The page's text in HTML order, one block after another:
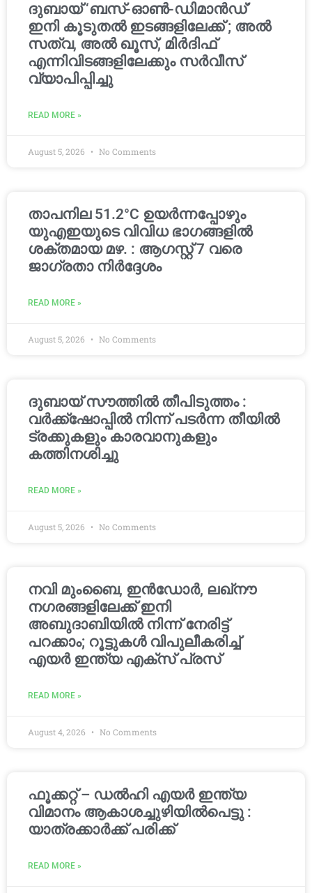
ദുബായ് ‘ബസ്-ഓൺ-ഡിമാൻഡ്’
ഇനി കൂടുതൽ ഇടങ്ങളിലേക്ക് ; അൽ
സത്വ, അൽ ഖൂസ്, മിർദിഫ്
എന്നിവിടങ്ങളിലേക്കും സർവീസ്
വ്യാപിപ്പിച്ചു
READ MORE »
August 5, 2026 No Comments
താപനില 51.2°C ഉയർന്നപ്പോഴും
യുഎഇയുടെ വിവിധ ഭാഗങ്ങളിൽ
ശക്തമായ മഴ. : ആഗസ്റ്റ് 7 വരെ
ജാഗ്രതാ നിർദ്ദേശം
READ MORE »
August 5, 2026 No Comments
ദുബായ് സൗത്തിൽ തീപിടുത്തം :
വർക്ക്‌ഷോപ്പിൽ നിന്ന് പടർന്ന തീയിൽ
ട്രക്കുകളും കാരവാനുകളും
കത്തിനശിച്ചു
READ MORE »
August 5, 2026 No Comments
നവി മുംബൈ, ഇൻഡോർ, ലഖ്നൗ
നഗരങ്ങളിലേക്ക് ഇനി
അബുദാബിയിൽ നിന്ന് നേരിട്ട്
പറക്കാം; റൂട്ടുകൾ വിപുലീകരിച്ച്
എയർ ഇന്ത്യ എക്സ് പ്രസ്
READ MORE »
August 4, 2026 No Comments
ഫൂക്കറ്റ് – ഡൽഹി എയര്‍ ഇന്ത്യ
വിമാനം ആകാശച്ചുഴിയില്‍പെട്ടു :
യാത്രക്കാര്‍ക്ക് പരിക്ക്
READ MORE »